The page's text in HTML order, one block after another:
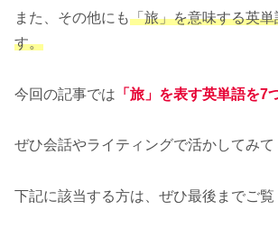
また、その他にも「旅」を意味する英
す。
今回の記事では 「旅」を表す英単語を7
ぜひ会話やライティングで活かしてみて
下記に該当する方は、ぜひ最後までご覧